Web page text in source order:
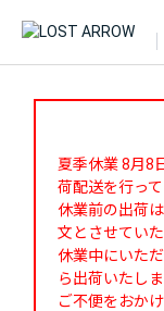
夏季休業 8月8
荷配送を行って
休業前の出荷
文とさせていた
休業中にいた
ら出荷いたしま
ご不便をおか